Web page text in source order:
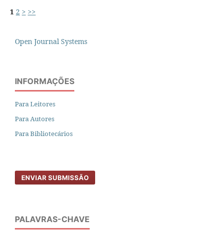
1 2 > >>
Open Journal Systems
INFORMAÇÕES
Para Leitores
Para Autores
Para Bibliotecários
ENVIAR SUBMISSÃO
PALAVRAS-CHAVE